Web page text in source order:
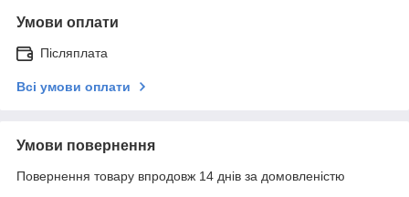
Умови оплати
Післяплата
Всі умови оплати
Умови повернення
Повернення товару впродовж 14 днів за домовленістю